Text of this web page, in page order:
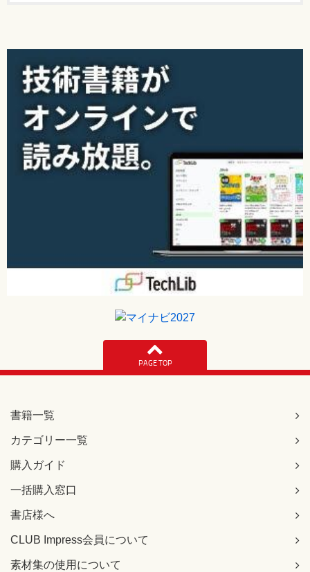
PAGE TOP
書籍一覧
カテゴリー一覧
購入ガイド
一括購入窓口
書店様へ
CLUB Impress会員について
素材集の使用について